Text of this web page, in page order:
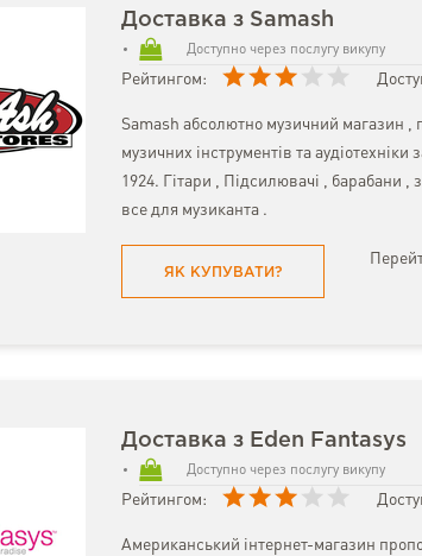
Доставка з Samash
Доступно через послугу викупу
Рейтингом:
Samash абсолютно музичний магазин ,
музичних інструментів та
1924. Гітари , Підсилювачі , барабани
все для музиканта .
ЯК КУПУВАТИ?
Доставка з Eden Fantasys
Доступно через послугу викупу
Рейтингом:
Американський інтернет-магазин